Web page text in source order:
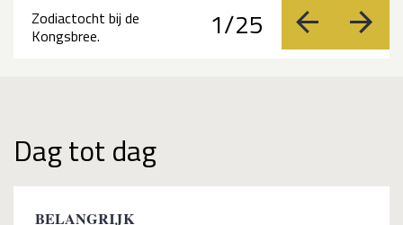
1/25 vorige
Zodiactocht bij de
Kongsbree.
Dag tot dag
BELANGRIJK